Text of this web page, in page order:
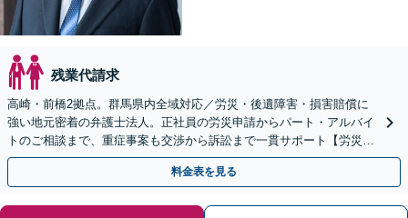
残業代請求
高崎・前橋2拠点。群馬県内全域対応／労災・後遺障害・損害賠償に
強い地元密着の弁護士法人。正社員の労災申請からパート・アルバイ
トのご相談まで、重症事案も交渉から訴訟まで一貫サポート【労災問
題・何度でも相談無料】
料金表を見る